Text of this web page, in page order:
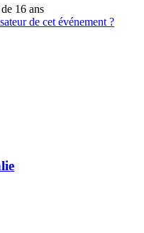
16 ans
de cet événement ?